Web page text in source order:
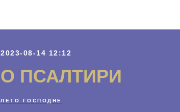
2023-08-14 12:12
О ПСАЛТИРИ
ЛЕТО ГОСПОДНЕ